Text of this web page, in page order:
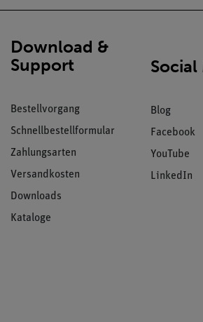
Download &
Support
Bestellvorgang
Schnellbestellformular
Zahlungsarten
Versandkosten
Downloads
Kataloge
Social
Blog
Facebook
YouTube
LinkedIn